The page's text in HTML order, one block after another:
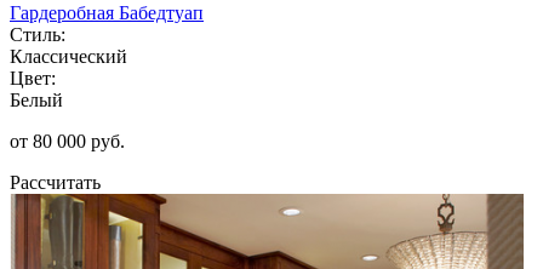
Гардеробная Бабедтуап
Стиль:
Классический
Цвет:
Белый
от 80 000 руб.
Рассчитать